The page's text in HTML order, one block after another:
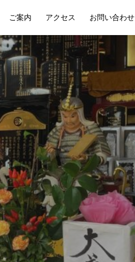
ご案内 アクセス お問い合わせ